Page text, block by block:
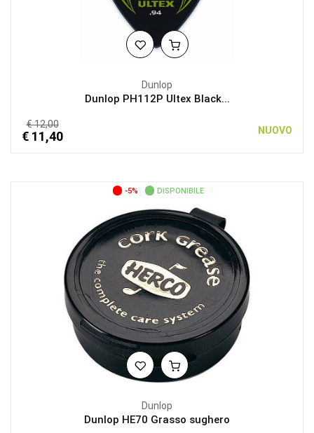
Dunlop
Dunlop PH112P Ultex Black...
€ 12,00
€ 11,40 NUOVO
-5% DISPONIBILE
Dunlop
Dunlop HE70 Grasso sughero